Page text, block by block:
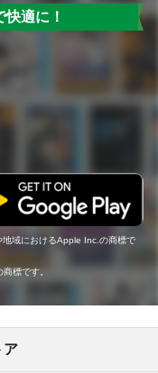
適に！
域におけるApple Inc.の商標で
標です。
ア